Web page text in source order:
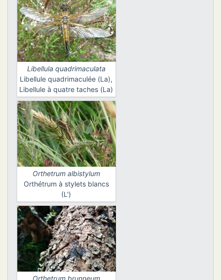
Libellula quadrimaculata
Libellule quadrimaculée (La),
Libellule à quatre taches (La)
Orthetrum albistylum
Orthétrum à stylets blancs
(L')
Orthetrum brunneum